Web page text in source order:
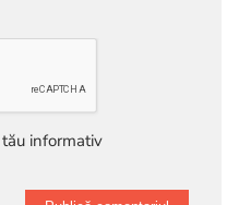
informativ